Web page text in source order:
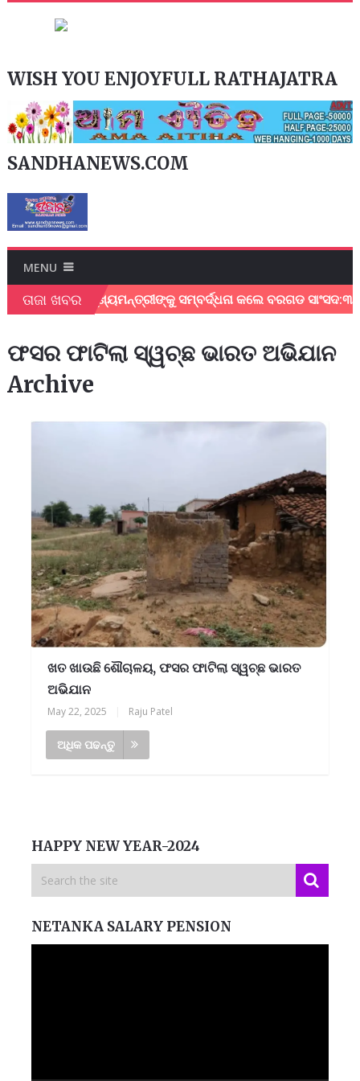
WISH YOU ENJOYFULL RATHAJATRA
SANDHANEWS.COM
MENU
ତାଜା ଖବରମୁଖ୍ୟମନ୍ତ୍ରୀଙ୍କୁ ସମ୍ବର୍ଦ୍ଧନା କଲେ ବରଗଡ ସାଂସଦ:୩ଟି
ଫସର ଫାଟିଲା ସ୍ୱଚ୍ଛ ଭାରତ ଅଭିଯାନ
Archive
ଖତ ଖାଉଛି ଶୌଚାଳୟ, ଫସର ଫାଟିଲା ସ୍ୱଚ୍ଛ ଭାରତ
ଅଭିଯାନ
May 22, 2025 Raju Patel
ଅଧିକ ପଢନ୍ତୁ
HAPPY NEW YEAR-2024
NETANKA SALARY PENSION